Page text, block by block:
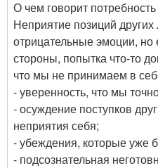
О чем говорит
Неприятие позиций
отрицательные эмоции, но
стороны, попытка что-то
что мы не принимаем в
- уверенность, что мы
- осуждение поступков
неприятия себя;
- убеждения, которые уже
- подсознательная